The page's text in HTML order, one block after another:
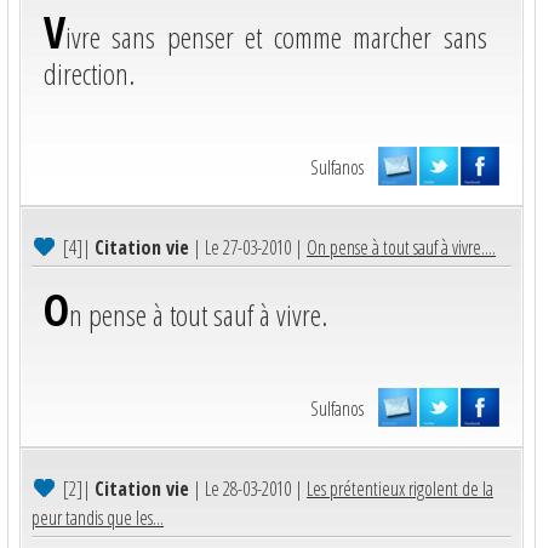
Vivre sans penser et comme marcher sans
direction.
Sulfanos
[4]| Citation vie | Le 27-03-2010 | On pense à tout sauf à vivre....
On pense à tout sauf à vivre.
Sulfanos
[2]| Citation vie | Le 28-03-2010 | Les prétentieux rigolent de la
peur tandis que les...